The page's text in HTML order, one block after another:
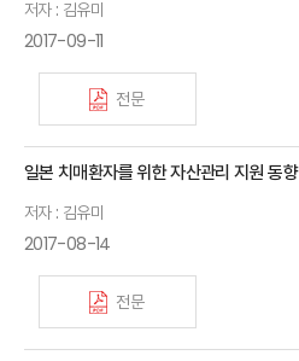
저자 : 김유미
2017-09-11
전문
일본 치매환자를 위한 자산관리 지원 동향
저자 : 김유미
2017-08-14
전문